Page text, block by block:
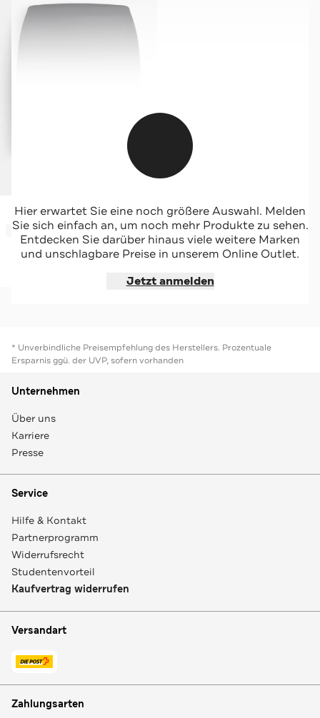
CALVIN KLEIN
Shorts schwarz
-30%*
Jetzt shoppen
Hier erwartet Sie eine noch größere Auswahl. Melden
Sie sich einfach an, um noch mehr Produkte zu sehen.
Entdecken Sie darüber hinaus viele weitere Marken
und unschlagbare Preise in unserem Online Outlet.
Jetzt anmelden
* Unverbindliche Preisempfehlung des Herstellers. Prozentuale
Ersparnis ggü. der UVP, sofern vorhanden
Unternehmen
Über uns
Karriere
Presse
Service
Hilfe & Kontakt
Partnerprogramm
Widerrufsrecht
Studentenvorteil
Kaufvertrag widerrufen
Versandart
Zahlungsarten